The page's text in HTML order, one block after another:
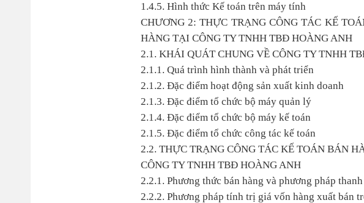
1.4.5. Hình thức Kế toán trên máy tính
CHƯƠNG 2: THỰC TRẠNG CÔNG TÁC KẾ
HÀNG TẠI CÔNG TY TNHH TBĐ HOÀNG ANH
2.1. KHÁI QUÁT CHUNG VỀ CÔNG TY TNHH
2.1.1. Quá trình hình thành và phát triển
2.1.2. Đặc điểm hoạt động sản xuất kinh doanh
2.1.3. Đặc điểm tổ chức bộ máy quản lý
2.1.4. Đặc điểm tổ chức bộ máy kế toán
2.1.5. Đặc điểm tổ chức công tác kế toán
2.2. THỰC TRẠNG CÔNG TÁC KẾ TOÁN BÁN
CÔNG TY TNHH TBĐ HOÀNG ANH
2.2.1. Phương thức bán hàng và phương pháp
2.2.2. Phương pháp tính trị giá vốn hàng xuất bán